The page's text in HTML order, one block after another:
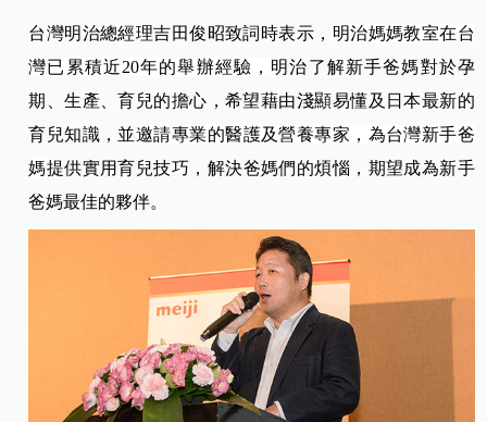
台灣明治總經理吉田俊昭致詞時表示， 明治媽媽教室在台
灣已累積近20年的舉辦經驗， 明治了解新手爸媽對於孕
期、生產、育兒的擔心，希望藉由淺顯易懂及日本最新的
育兒知識，並邀請專業的醫護及營養專家，為台灣新手爸
媽提供實用育兒技巧，解決爸媽們的煩惱，期望成為新手
爸媽最佳的夥伴。